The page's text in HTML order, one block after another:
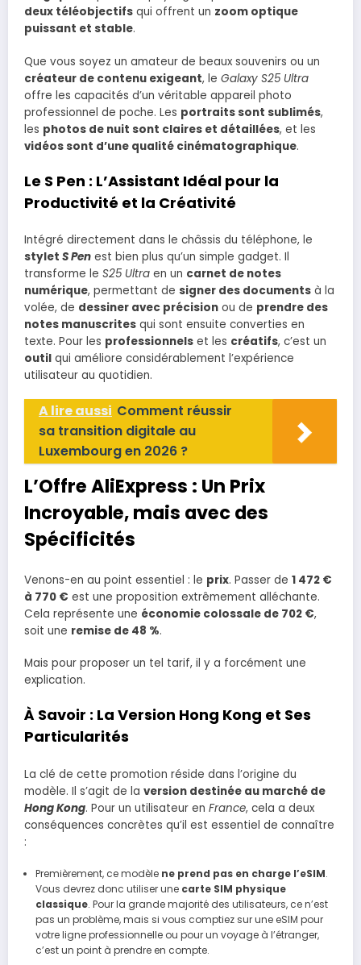
deux téléobjectifs qui offrent un zoom optique
puissant et stable.
Que vous soyez un amateur de beaux souvenirs ou un
créateur de contenu exigeant, le Galaxy S25 Ultra
offre les capacités d’un véritable appareil photo
professionnel de poche. Les portraits sont sublimés,
les photos de nuit sont claires et détaillées, et les
vidéos sont d’une qualité cinématographique.
Le S Pen : L’Assistant Idéal pour la
Productivité et la Créativité
Intégré directement dans le châssis du téléphone, le
stylet S Pen est bien plus qu’un simple gadget. Il
transforme le S25 Ultra en un carnet de notes
numérique, permettant de signer des documents à la
volée, de dessiner avec précision ou de prendre des
notes manuscrites qui sont ensuite converties en
texte. Pour les professionnels et les créatifs, c’est un
outil qui améliore considérablement l’expérience
utilisateur au quotidien.
A lire aussi Comment réussir
sa transition digitale au
Luxembourg en 2026 ?
L’Offre AliExpress : Un Prix
Incroyable, mais avec des
Spécificités
Venons-en au point essentiel : le prix. Passer de 1 472 €
à 770 € est une proposition extrêmement alléchante.
Cela représente une économie colossale de 702 €,
soit une remise de 48 %.
Mais pour proposer un tel tarif, il y a forcément une
explication.
À Savoir : La Version Hong Kong et Ses
Particularités
La clé de cette promotion réside dans l’origine du
modèle. Il s’agit de la version destinée au marché de
Hong Kong. Pour un utilisateur en France, cela a deux
conséquences concrètes qu’il est essentiel de connaître
:
Premièrement, ce modèle ne prend pas en charge l’eSIM.
Vous devrez donc utiliser une carte SIM physique
classique. Pour la grande majorité des utilisateurs, ce n’est
pas un problème, mais si vous comptiez sur une eSIM pour
votre ligne professionnelle ou pour un voyage à l’étranger,
c’est un point à prendre en compte.